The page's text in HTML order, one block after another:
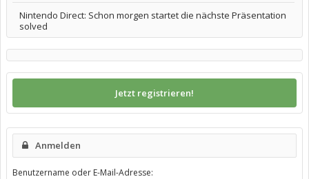
Nintendo Direct: Schon morgen startet die nächste Präsentation
solved
Jetzt registrieren!
Anmelden
Benutzername oder E-Mail-Adresse: